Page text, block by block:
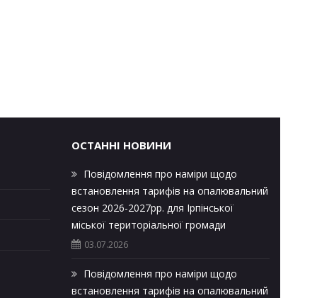
ОСТАННІ НОВИНИ
Повідомлення про наміри щодо
встановлення тарифів на опалювальний
сезон 2026-2027рр. для Ірпінської
міської територіальної громади
03.07.2026
Повідомлення про наміри щодо
встановлення тарифів на опалювальний